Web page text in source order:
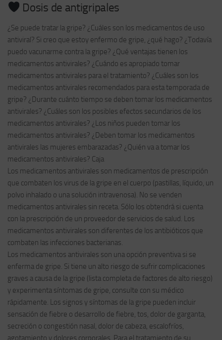
Dosis de antigripales
¿Se puede tratar la gripe? ¿Cuáles son los medicamentos de uso
antiviral? Si creo que estoy enfermo de gripe, ¿qué hago? ¿Todavía
puedo vacunarme contra la gripe? ¿Qué ventajas tienen los
medicamentos antivirales? ¿Cuándo es apropiado tomar
medicamentos antivirales para el tratamiento? ¿Cuáles son los
medicamentos antivirales recomendados para esta temporada de
gripe? ¿Durante cuánto tiempo se deben tomar los medicamentos
antivirales? ¿Cuáles son los posibles efectos secundarios de los
medicamentos antivirales? ¿Los niños pueden tomar los
medicamentos antivirales? ¿Deben tomar los medicamentos
antivirales las mujeres embarazadas? ¿Quién va a tomar los
medicamentos antivirales? Caja
Los medicamentos antivirales son medicamentos de prescripción
que combaten los virus de la gripe en el cuerpo (pastillas, líquido, un
polvo inhalado o una solución intravenosa). No se venden
medicamentos antivirales sin receta. Sólo los obtendrá si cuenta
con la prescripción de un proveedor de servicios de salud. Los
medicamentos antivirales son diferentes de los antibióticos que
combaten las infecciones bacterianas.
Los medicamentos antivirales son una opción preventiva si se
enferma de gripe. Si tiene un alto riesgo de sufrir complicaciones
graves a causa de la gripe (lista completa de factores de alto riesgo)
y experimenta síntomas de gripe, consulte con su médico
rápidamente. Los signos y síntomas de la gripe pueden incluir
sensación de fiebre o desarrollo de fiebre, tos, dolor de garganta,
secreción o congestión nasal, dolor de cabeza, escalofríos,
agotamiento y dolores corporales. Para el tratamiento de su